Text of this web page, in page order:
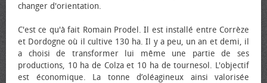
changer d'orientation.
C'est ce qu'à fait Romain Prodel. Il est installé entre Corrèze
et Dordogne où il cultive 130 ha. Il y a peu, un an et demi, il
a choisi de transformer lui même une partie de ses
productions, 10 ha de Colza et 10 ha de tournesol. L'objectif
est économique. La tonne d’oléagineux ainsi valorisée